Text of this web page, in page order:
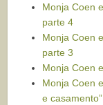
Monja Coen
parte 4
Monja Coen
parte 3
Monja Coen
Monja Coen
e